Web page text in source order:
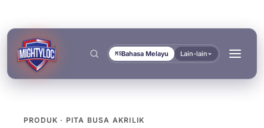
MSBahasa Melayu Lain-lain
PRODUK · PITA BUSA AKRILIK